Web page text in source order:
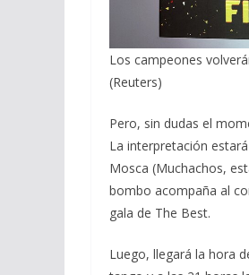
Los campeones
(Reuters)
Pero, sin dudas el
La interpretación
Mosca (Muchachos,
bombo acompaña al
gala de The Best.
Luego, llegará la hora